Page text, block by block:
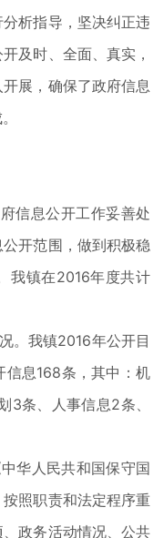
析指导，坚决纠正违
及时、全面、真实，
展，确保了政府信息
信息公开工作妥善处
开范围，做到积极稳
我镇在2016年度共计
。我镇2016年公开目
信息168条，其中：机
3条、人事信息2条、
华人民共和国保守国
照职责和法定程序重
政务活动情况、公共